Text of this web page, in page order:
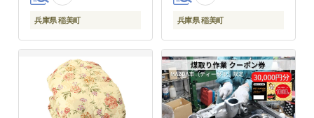
兵庫県 稲美町 兵庫県 稲美町